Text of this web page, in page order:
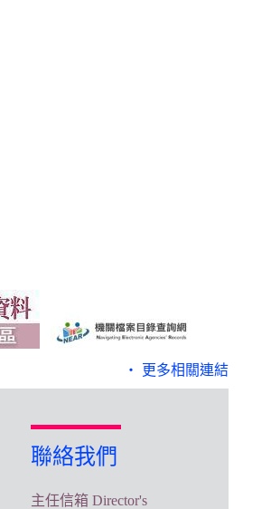
‧ 更多相關連結
聯絡我們
主任信箱 Director's